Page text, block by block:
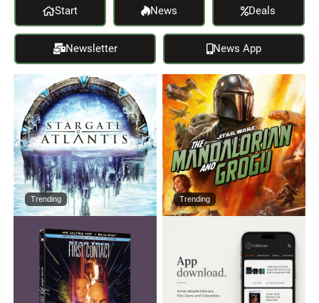
Start News Deals
Newsletter News App
Trending Trending